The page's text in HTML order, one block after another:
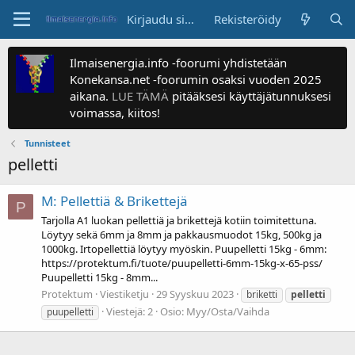
Kirjaudu sisään Rekisteröidy
Ilmaisenergia.info -foorumi yhdistetään
Konekansa.net -foorumin osaksi vuoden 2025
aikana. LUE TÄMÄ pitääksesi käyttäjätunnuksesi
voimassa, kiitos!
Tunnisteet
pelletti
P M: Pellettiä & Brikettejä
Tarjolla A1 luokan pellettiä ja brikettejä kotiin toimitettuna.
Löytyy sekä 6mm ja 8mm ja pakkausmuodot 15kg, 500kg ja
1000kg. Irtopellettiä löytyy myöskin. Puupelletti 15kg - 6mm:
https://protektum.fi/tuote/puupelletti-6mm-15kg-x-65-pss/
Puupelletti 15kg - 8mm...
Protektum Viestiketju 29 Syyskuu 2023 briketti
pelletti
puupelletti
Viestejä: 2 Osio: Myy/Osta/Vaihda